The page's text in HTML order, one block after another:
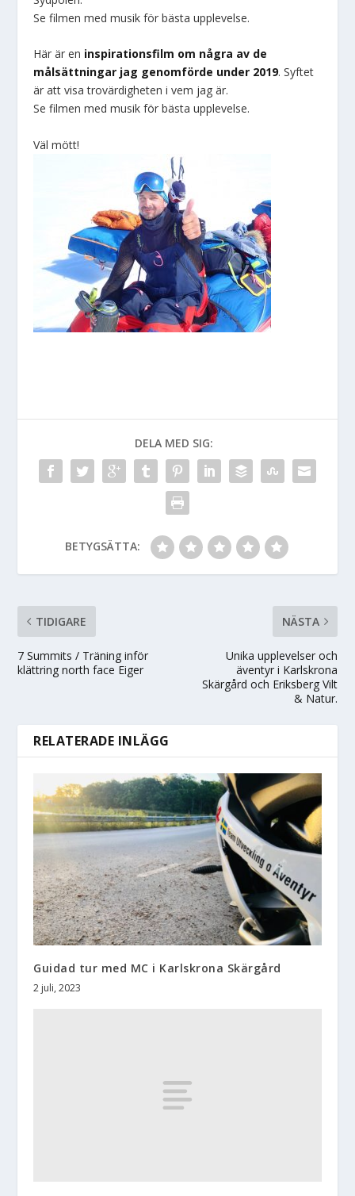
Se filmen med musik för bästa upplevelse.
Här är en inspirationsfilm om några av de
målsättningar jag genomförde under 2019. Syftet
är att visa trovärdigheten i vem jag är.
Se filmen med musik för bästa upplevelse.
Väl mött!
DELA MED SIG:
BETYGSÄTTA:
TIDIGARE
7 Summits / Träning inför
klättring north face Eiger
NÄSTA
Unika upplevelser och
äventyr i Karlskrona
Skärgård och Eriksberg Vilt
& Natur.
RELATERADE INLÄGG
Guidad tur med MC i Karlskrona Skärgård
2 juli, 2023